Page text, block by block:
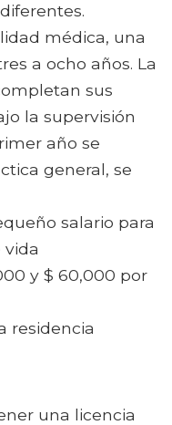
médica, una
a ocho años. La
sus
la supervisión
año se
general, se
salario para
vida
y $ 60,000 por
residencia
una licencia